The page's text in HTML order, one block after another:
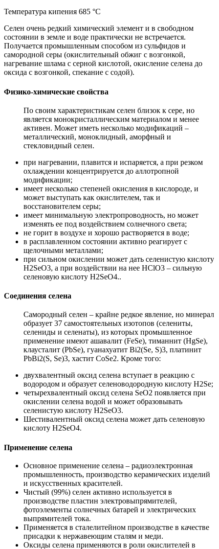
Температура кипения 685 °С
Селен очень редкий химический элемент и в свободном
состоянии в земле и воде практически не встречается.
Получается промышленным способом из сульфидов и
самородной серы (окислительный обжиг с возгонкой,
нагревание шлама с серной кислотой, окисление селена до
оксида с возгонкой, спекание с содой).
Физико-химические свойства
По своим характеристикам селен близок к сере, но
является монокристаллическим материалом и менее
активен. Может иметь несколько модификаций –
металлический, моноклидный, аморфный и
стекловидный селен.
при нагревании, плавится и испаряется, а при резком
охлаждении концентрируется до аллотропной
модификации;
имеет несколько степеней окисления в кислороде, и
может выступать как окислителем, так и
восстановителем серы;
имеет минимальную электропроводность, но может
изменять ее под воздействием солнечного света;
не горит в воздухе и хорошо растворяется в воде;
в расплавленном состоянии активно реагирует с
щелочными металлами;
при сильном окислении может дать селенистую кислоту
H2SeO3, а при воздействии на нее HClO3 – сильную
селеновую кислоту H2SeO4..
Соединения селена
Самородный селен – крайне редкое явление, но минерал
образует 37 самостоятельных изотопов (селениты,
селениды и селенаты), из которых промышленное
применение имеют ашавалит (FeSe), тиманнит (HgSe),
клаусталит (PbSe), гуанахуатит Bi2(Se, S)3, платинит
PbBi2(S, Se)3, хастит CoSe2. Кроме того:
двухвалентный оксид селена вступает в реакцию с
водородом и образует селеноводородную кислоту H2Se;
четырехвалентный оксид селена SeO2 появляется при
окислении селена водой и может образовывать
селенистую кислоту H2SeO3.
Шестивалентный оксид селена может дать селеновую
кислоту H2SeO4.
Применение селена
Основное применение селена – радиоэлектронная
промышленность, производство керамических изделий
и искусственных красителей.
Чистый (99%) селен активно используется в
производстве пластин электровыпрямителей,
фотоэлементы солнечных батарей и электрических
выпрямителей тока.
Применяется в сталелитейном производстве в качестве
присадки к нержавеющим сталям и меди.
Оксиды селена применяются в роли окислителей в